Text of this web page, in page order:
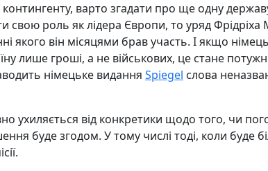
варто згадати про ще одну
свою роль як лідера Європи, то уряд
якого він місяцями брав участь. І якщо
лише гроші, а не військових, це стане
німецьке видання Spiegel слова
ухиляється від конкретики щодо того, чи
буде згодом. У тому числі тоді, коли буде